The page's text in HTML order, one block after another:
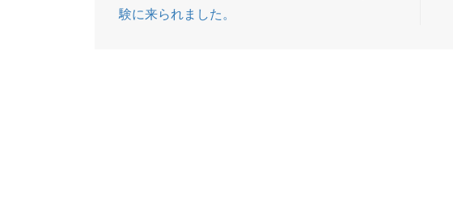
験に来られました。